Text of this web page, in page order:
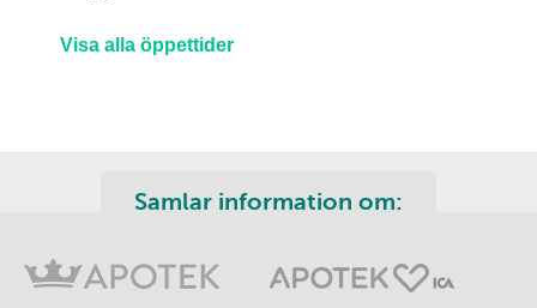
Visa alla öppettider
Samlar information om: